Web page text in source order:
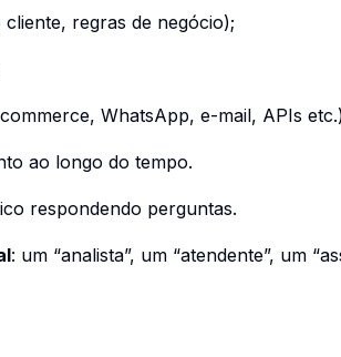
regras de negócio);
WhatsApp, e-mail, APIs
ao longo do tempo.
respondendo perguntas.
: um “analista”, um “atendente”, um